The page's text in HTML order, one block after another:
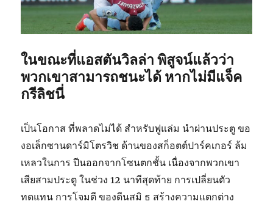
ในขณะที่แอสตันวิลล่า พิสูจน์แล้วว่า
พวกเขาสามารถชนะได้ หากไม่มีแจ็ค
กรีลิชนี่
เป็นโอกาส ที่พลาดไม่ได้ สำหรับฟูแล่ม นำผ่านประตู ขอ
งอเล็กซานดาร์มิโตรวิช ด้านของสก็อตต์ปาร์คเกอร์ ล้ม
เหลวในการ ปีนออกจากโซนตกชั้น เนื่องจากพวกเขา
เสียสามประตู ในช่วง 12 นาทีสุดท้าย การเปลี่ยนตัว
ทดแทน การโจมตี ของดีนสมิ ธ สร้างความแตกต่าง